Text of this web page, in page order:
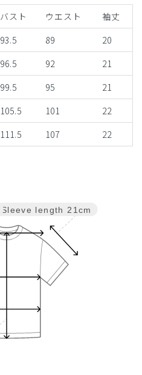
バスト ウエスト
袖丈
93.5 89
20
96.5 92
21
99.5 95
21
105.5 101
22
111.5 107 22
Sleeve length 21cm